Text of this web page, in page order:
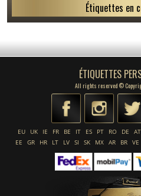
Étiquettes en
ÉTIQUETTES
All rights reserved ©
EU UK IE FR BE IT ES PT RO DE AT
EE
GR HR LT LV SI SK MX AR BR VE